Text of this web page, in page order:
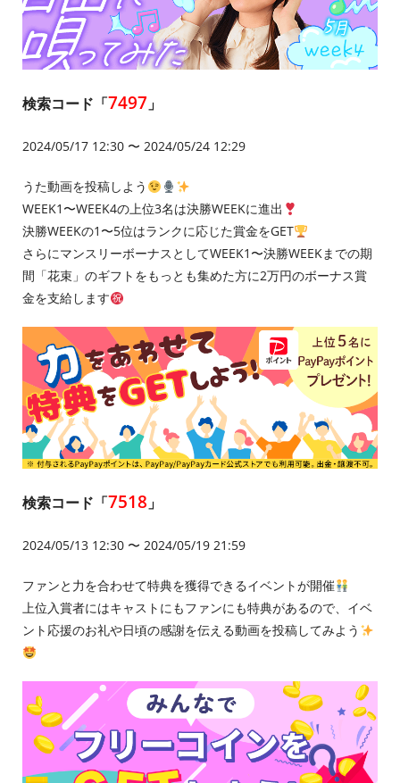
検索コード「7497 」
2024/05/17 12:30 〜 2024/05/24 12:29
うた動画を投稿しよう
WEEK1〜WEEK4の上位3名は決勝WEEKに進出
決勝WEEKの1〜5位はランクに応じた賞金をGET
さらにマンスリーボーナスとしてWEEK1〜決勝WEEKまでの期
間「花束」のギフトをもっとも集めた方に2万円のボーナス賞
金を支給します
検索コード「7518 」
2024/05/13 12:30 〜 2024/05/19 21:59
ファンと力を合わせて特典を獲得できるイベントが開催
上位入賞者にはキャストにもファンにも特典があるので、イベ
ント応援のお礼や日頃の感謝を伝える動画を投稿してみよう